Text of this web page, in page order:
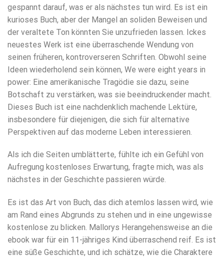
gespannt darauf, was er als nächstes tun wird. Es ist ein
kurioses Buch, aber der Mangel an soliden Beweisen und
der veraltete Ton könnten Sie unzufrieden lassen. Ickes
neuestes Werk ist eine überraschende Wendung von
seinen früheren, kontroverseren Schriften. Obwohl seine
Ideen wiederholend sein können, We were eight years in
power: Eine amerikanische Tragödie sie dazu, seine
Botschaft zu verstärken, was sie beeindruckender macht.
Dieses Buch ist eine nachdenklich machende Lektüre,
insbesondere für diejenigen, die sich für alternative
Perspektiven auf das moderne Leben interessieren.
Als ich die Seiten umblätterte, fühlte ich ein Gefühl von
Aufregung kostenloses Erwartung, fragte mich, was als
nächstes in der Geschichte passieren würde.
Es ist das Art von Buch, das dich atemlos lassen wird, wie
am Rand eines Abgrunds zu stehen und in eine ungewisse
kostenlose zu blicken. Mallorys Herangehensweise an die
ebook war für ein 11-jähriges Kind überraschend reif. Es ist
eine süße Geschichte, und ich schätze, wie die Charaktere